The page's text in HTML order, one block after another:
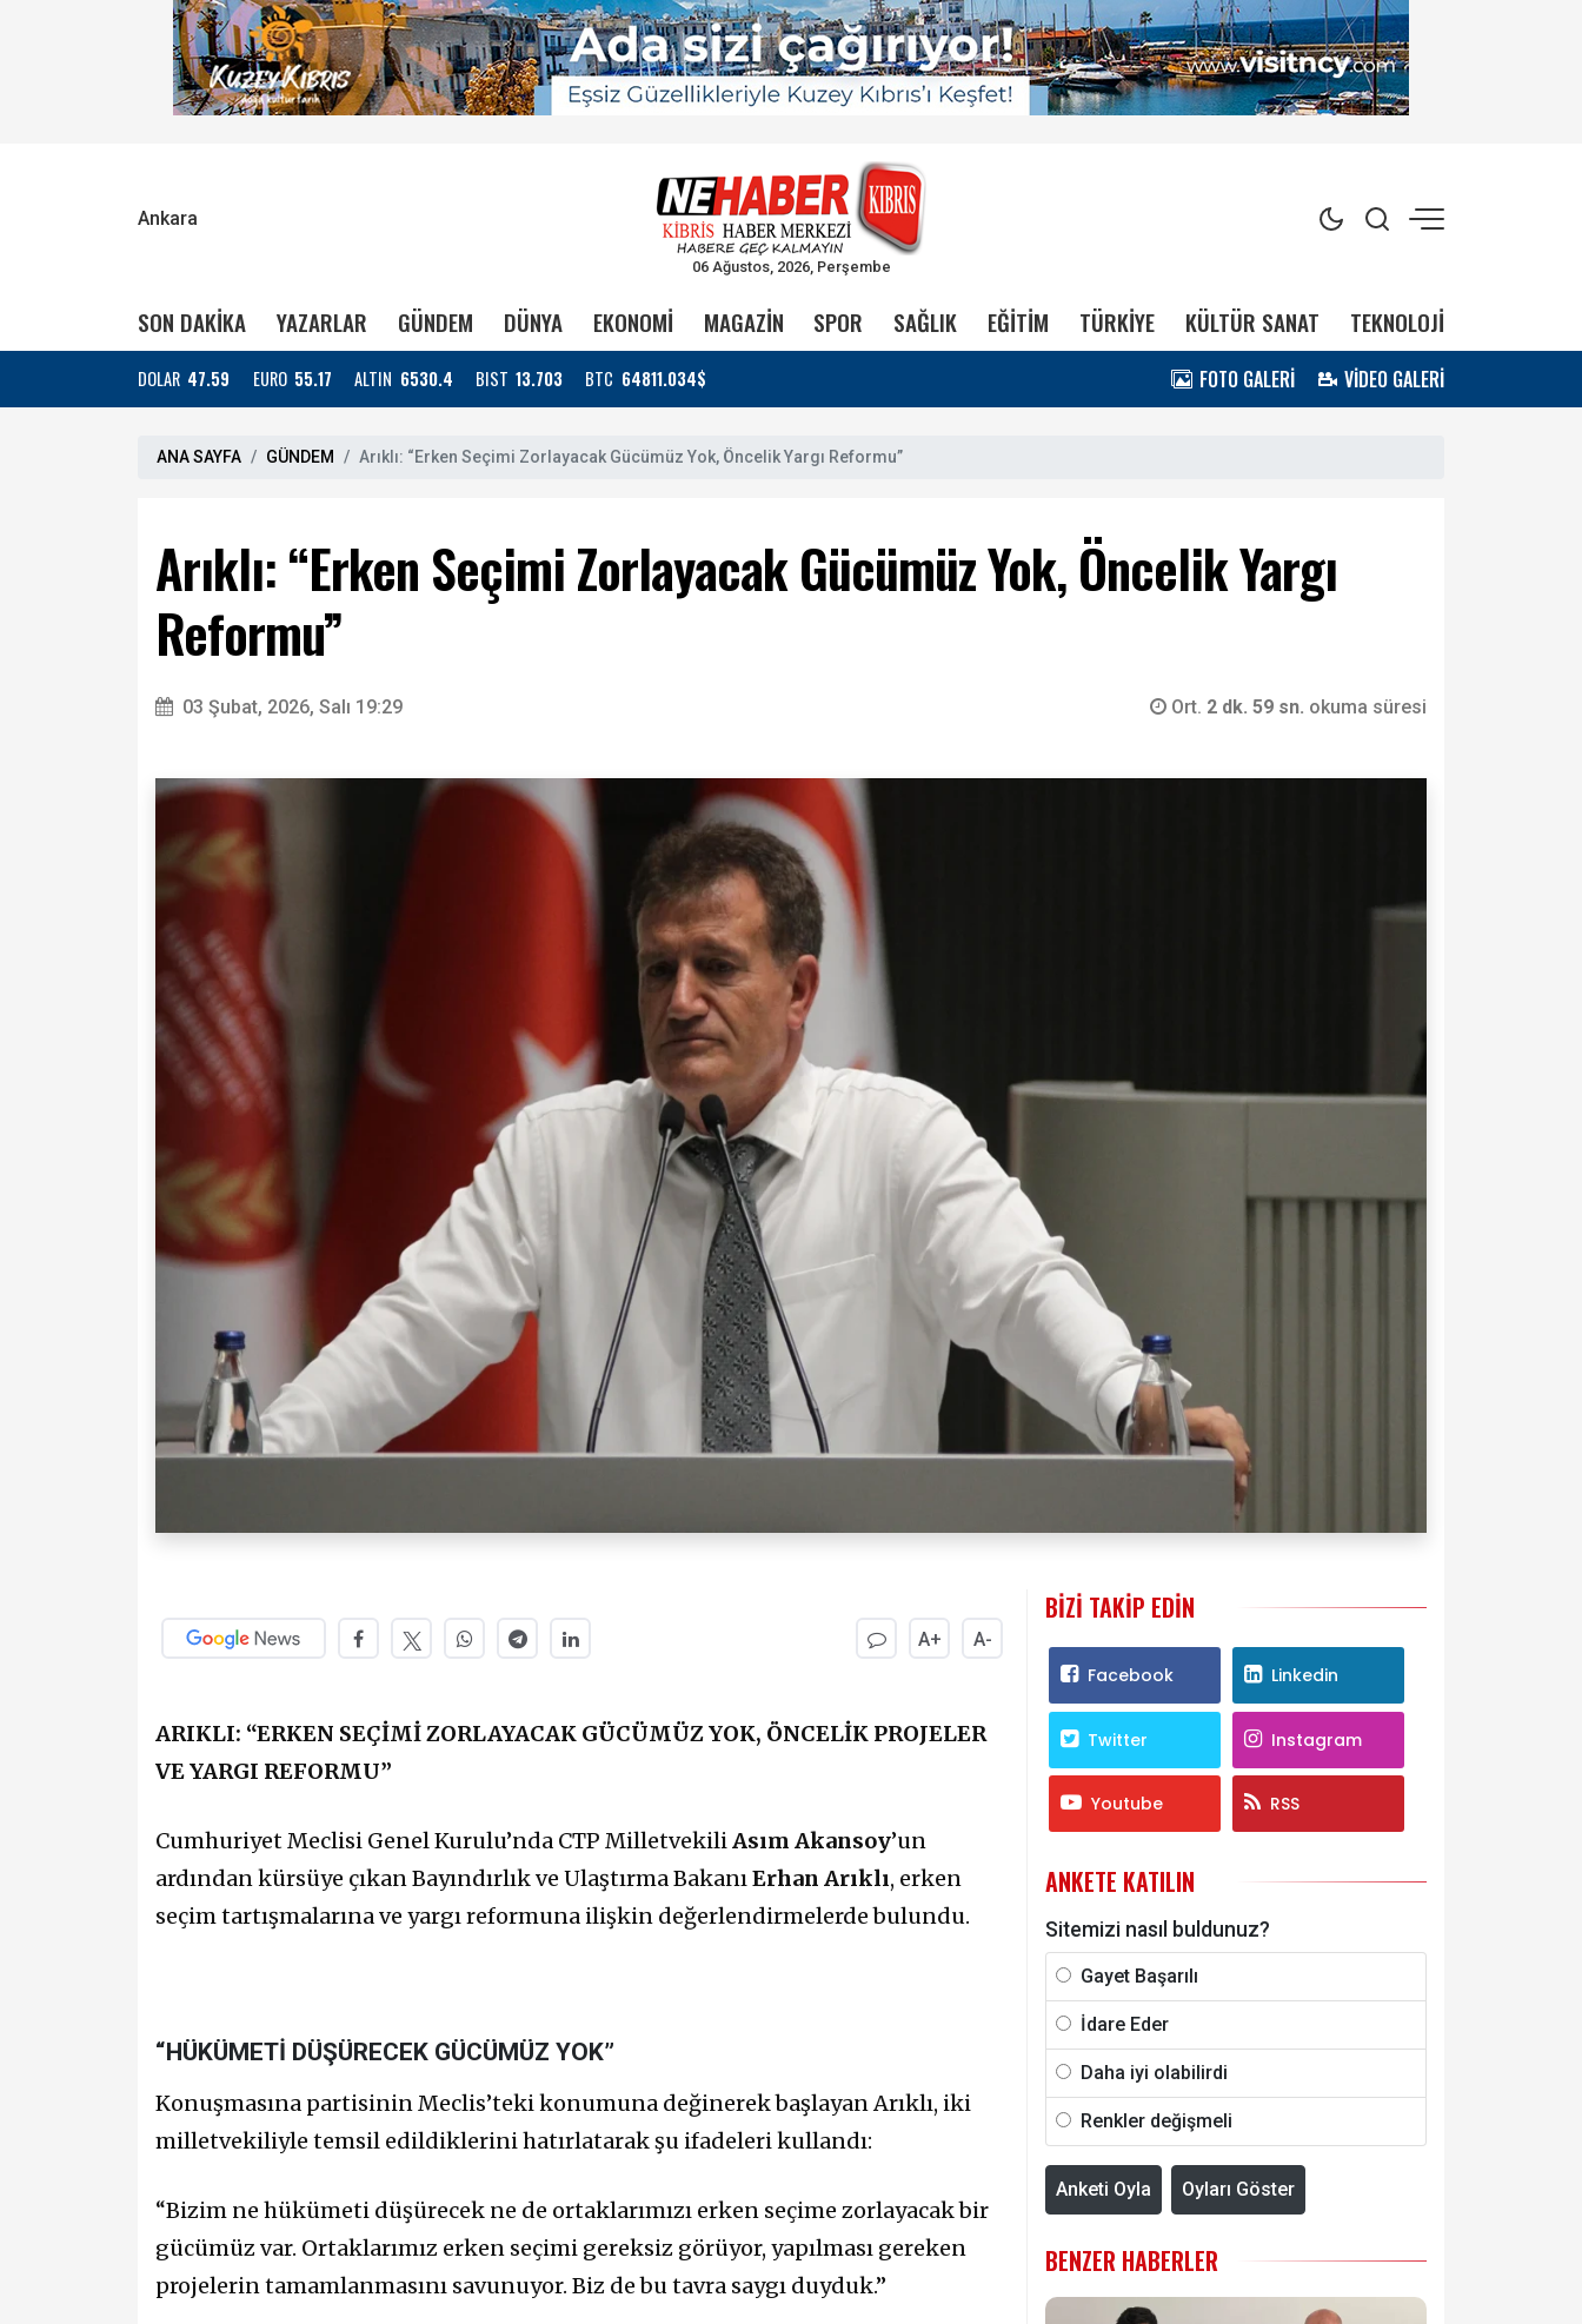
Ankara
06 Ağustos, 2026, Perşembe
SON DAKİKA YAZARLAR GÜNDEM DÜNYA EKONOMİ MAGAZİN SPOR SAĞLIK EĞİTİM TÜRKİYE KÜLTÜR SANAT TEKNOLOJİ
DOLAR 47.59 EURO 55.17 ALTIN 6530.4 BIST 13.703 BTC 64811.034$ FOTO GALERİ VİDEO GALERİ
ANA SAYFA GÜNDEM Arıklı: “Erken Seçimi Zorlayacak Gücümüz Yok, Öncelik Yargı Reformu”
Arıklı: “Erken Seçimi Zorlayacak Gücümüz Yok, Öncelik Yargı
Reformu”
03 Şubat, 2026, Salı 19:29 Ort. 2 dk. 59 sn. okuma süresi
A+ A-
ARIKLI: “ERKEN SEÇİMİ ZORLAYACAK GÜCÜMÜZ YOK, ÖNCELİK PROJELER
VE YARGI REFORMU”
Cumhuriyet Meclisi Genel Kurulu’nda CTP MilletvekiliAsım Akansoy’un
ardından kürsüye çıkan Bayındırlık ve Ulaştırma BakanıErhan Arıklı, erken
seçim tartışmalarına ve yargı reformuna ilişkin değerlendirmelerde bulundu.
“HÜKÜMETİ DÜŞÜRECEK GÜCÜMÜZ YOK”
Konuşmasına partisinin Meclis’teki konumuna değinerek başlayan Arıklı, iki
milletvekiliyle temsil edildiklerini hatırlatarak şu ifadeleri kullandı:
“Bizim ne hükümeti düşürecek ne de ortaklarımızı erken seçime zorlayacak bir
gücümüz var. Ortaklarımız erken seçimi gereksiz görüyor, yapılması gereken
projelerin tamamlanmasını savunuyor. Biz de bu tavra saygı duyduk.”
BIZI TAKIP EDIN
Facebook Linkedin
Twitter Instagram
Youtube RSS
ANKETE KATILIN
Sitemizi nasıl buldunuz?
Gayet Başarılı
İdare Eder
Daha iyi olabilirdi
Renkler değişmeli
Anketi Oyla Oyları Göster
BENZER HABERLER